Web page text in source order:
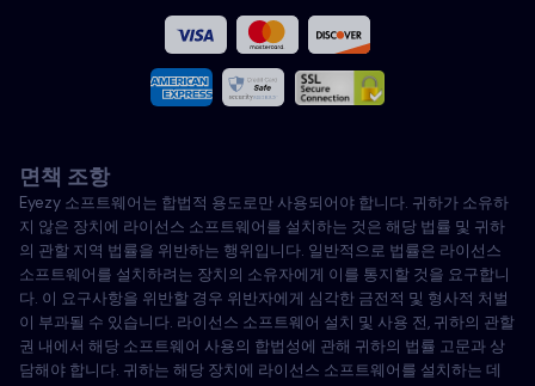
프랑스어
이탈리아어
터키어
폴란드어
면책 조항
Eyezy 소프트웨어는 합법적 용도로만 사용되어야 합니다. 귀하가 소유하
지 않은 장치에 라이선스 소프트웨어를 설치하는 것은 해당 법률 및 귀하
의 관할 지역 법률을 위반하는 행위입니다. 일반적으로 법률은 라이선스
소프트웨어를 설치하려는 장치의 소유자에게 이를 통지할 것을 요구합니
다. 이 요구사항을 위반할 경우 위반자에게 심각한 금전적 및 형사적 처벌
이 부과될 수 있습니다. 라이선스 소프트웨어 설치 및 사용 전, 귀하의 관할
권 내에서 해당 소프트웨어 사용의 합법성에 관해 귀하의 법률 고문과 상
담해야 합니다. 귀하는 해당 장치에 라이선스 소프트웨어를 설치하는 데